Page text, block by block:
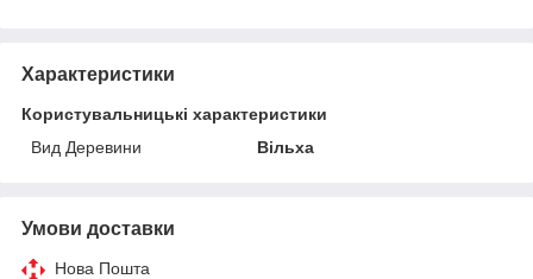
Характеристики
Користувальницькі характеристики
Вид Деревини
Вільха
Умови доставки
Нова Пошта